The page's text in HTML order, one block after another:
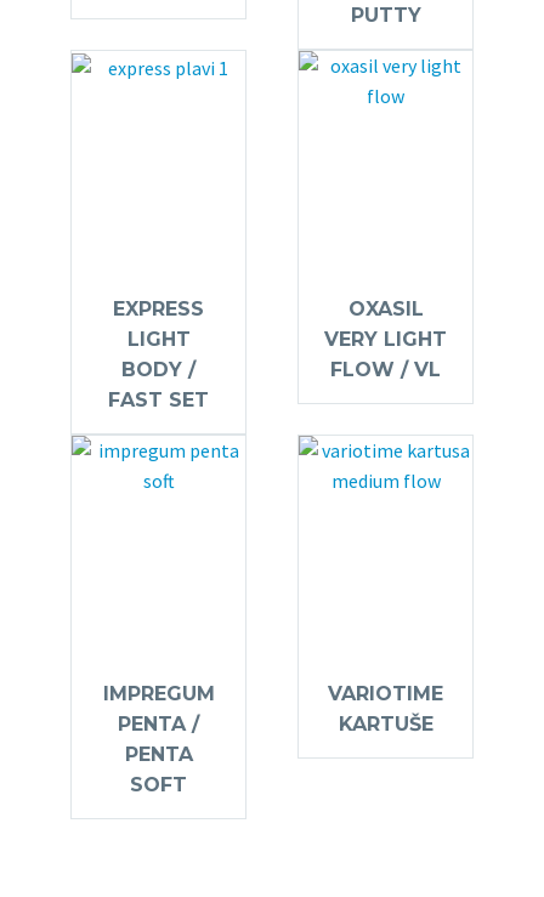
PUTTY
EXPRESS
LIGHT
BODY /
FAST SET
OXASIL
VERY LIGHT
FLOW / VL
IMPREGUM
PENTA /
PENTA
SOFT
VARIOTIME
KARTUŠE